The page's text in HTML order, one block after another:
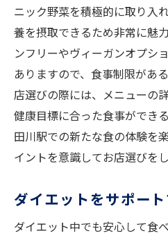
ニック野菜を積極的に取り入
養を摂取できるため非常に魅
ンフリーやヴィーガンオプシ
ありますので、食事制限があ
店選びの際には、メニューの
健康目標に合った食事ができ
田川駅での新たな食の体験を
イントを意識してお店選びを
ダイエットをサポー
ダイエット中でも安心して食